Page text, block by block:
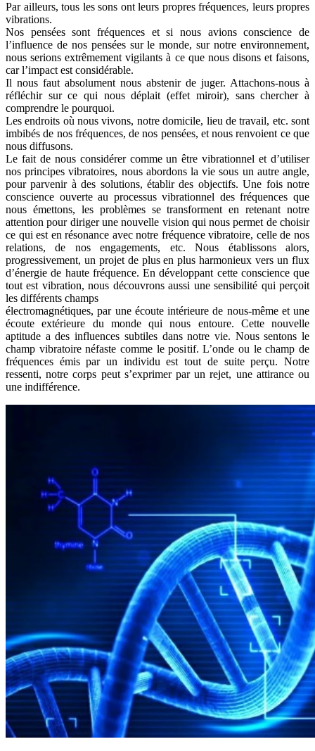
Par ailleurs, tous les sons ont leurs propres fréquences, leurs propres
vibrations.
Nos pensées sont fréquences et si nous avions conscience de
l’influence de nos pensées sur le monde, sur notre environnement,
nous serions extrêmement vigilants à ce que nous disons et faisons,
car l’impact est considérable.
Il nous faut absolument nous abstenir de juger. Attachons-nous à
réfléchir sur ce qui nous déplait (effet miroir), sans chercher à
comprendre le pourquoi.
Les endroits où nous vivons, notre domicile, lieu de travail, etc. sont
imbibés de nos fréquences, de nos pensées, et nous renvoient ce que
nous diffusons.
Le fait de nous considérer comme un être vibrationnel et d’utiliser
nos principes vibratoires, nous abordons la vie sous un autre angle,
pour parvenir à des solutions, établir des objectifs. Une fois notre
conscience ouverte au processus vibrationnel des fréquences que
nous émettons, les problèmes se transforment en retenant notre
attention pour diriger une nouvelle vision qui nous permet de choisir
ce qui est en résonance avec notre fréquence vibratoire, celle de nos
relations, de nos engagements, etc. Nous établissons alors,
progressivement, un projet de plus en plus harmonieux vers un flux
d’énergie de haute fréquence. En développant cette conscience que
tout est vibration, nous découvrons aussi une sensibilité qui perçoit
les différents champs
électromagnétiques, par une écoute intérieure de nous-même et une
écoute extérieure du monde qui nous entoure. Cette nouvelle
aptitude a des influences subtiles dans notre vie. Nous sentons le
champ vibratoire néfaste comme le positif. L’onde ou le champ de
fréquences émis par un individu est tout de suite perçu. Notre
ressenti, notre corps peut s’exprimer par un rejet, une attirance ou
une indifférence.